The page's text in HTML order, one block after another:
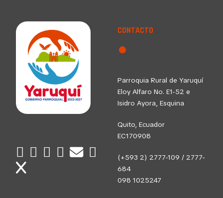
CONTACTO
Parroquia Rural de Yaruquí
Eloy Alfaro No. E1-52 e
Isidro Ayora, Esquina
Quito, Ecuador
EC170908
(+593 2) 2777-109 / 2777-
684
098 1025247